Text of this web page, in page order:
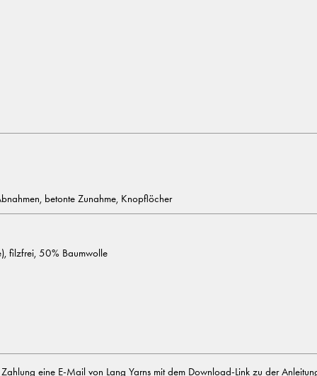
betonte Zunahme, Knopflöcher
filzfrei, 50% Baumwolle
eine E-Mail von Lang Yarns mit dem Download-Link zu der